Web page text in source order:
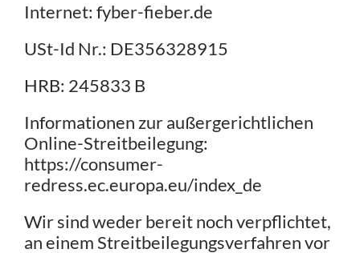
Internet: fyber-fieber.de
USt-Id Nr.: DE356328915
HRB: 245833 B
Informationen zur außergerichtlichen
Online-Streitbeilegung:
https://consumer-
redress.ec.europa.eu/index_de
Wir sind weder bereit noch verpflichtet,
an einem Streitbeilegungsverfahren vor